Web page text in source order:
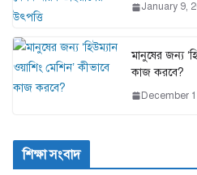
January 9,
মানুষের জন্য
কাজ করবে?
December
শিক্ষা সংবাদ